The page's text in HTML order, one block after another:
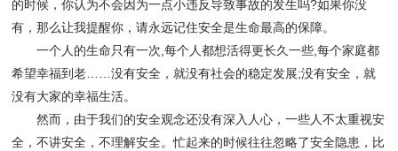
的时候，你认为不会因为一点小违反导致事故的发生吗?如果你没
有，那么让我提醒你，请永远记住安全是生命最高的保障。
一个人的生命只有一次,每个人都想活得更长久一些,每个家庭都
希望幸福到老……没有安全，就没有社会的稳定发展;没有安全，就
没有大家的幸福生活。
然而，由于我们的安全观念还没有深入人心，一些人不太重视安
全，不讲安全，不理解安全。忙起来的时候往往忽略了安全隐患，比